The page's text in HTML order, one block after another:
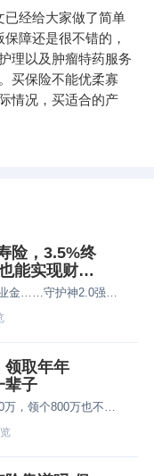
经给大家做了简单
障还是很不错的，
理以及肿瘤特药服务
买保险不能优柔寡
情况，买适合的产
险，3.5%终
能实现财富
领取年年
辈子